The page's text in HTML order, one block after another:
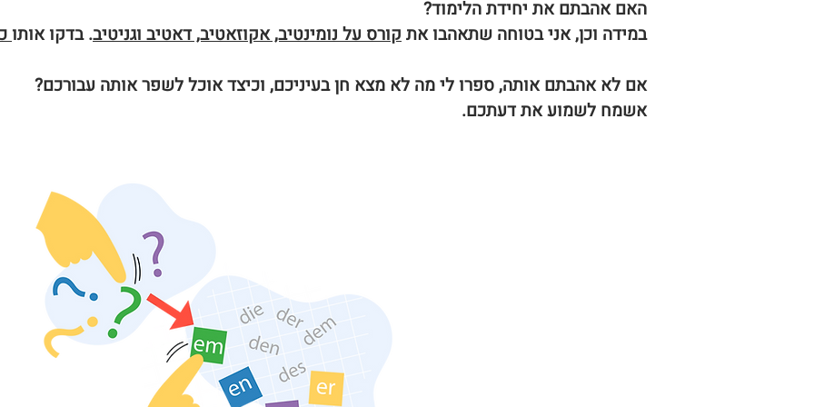
האם אהבתם את יחידת הלימוד?
במידה וכן, אני בטוחה שתאהבו אתקורס על נומינטיב, אקוזאטיב, דאטיב וגניטיב. בדקו אותו
אם לא אהבתם אותה, ספרו לי מה לא מצא חן בעיניכם, וכיצד אוכל לשפר אותה עבורכם?
אשמח לשמוע את דעתכם.